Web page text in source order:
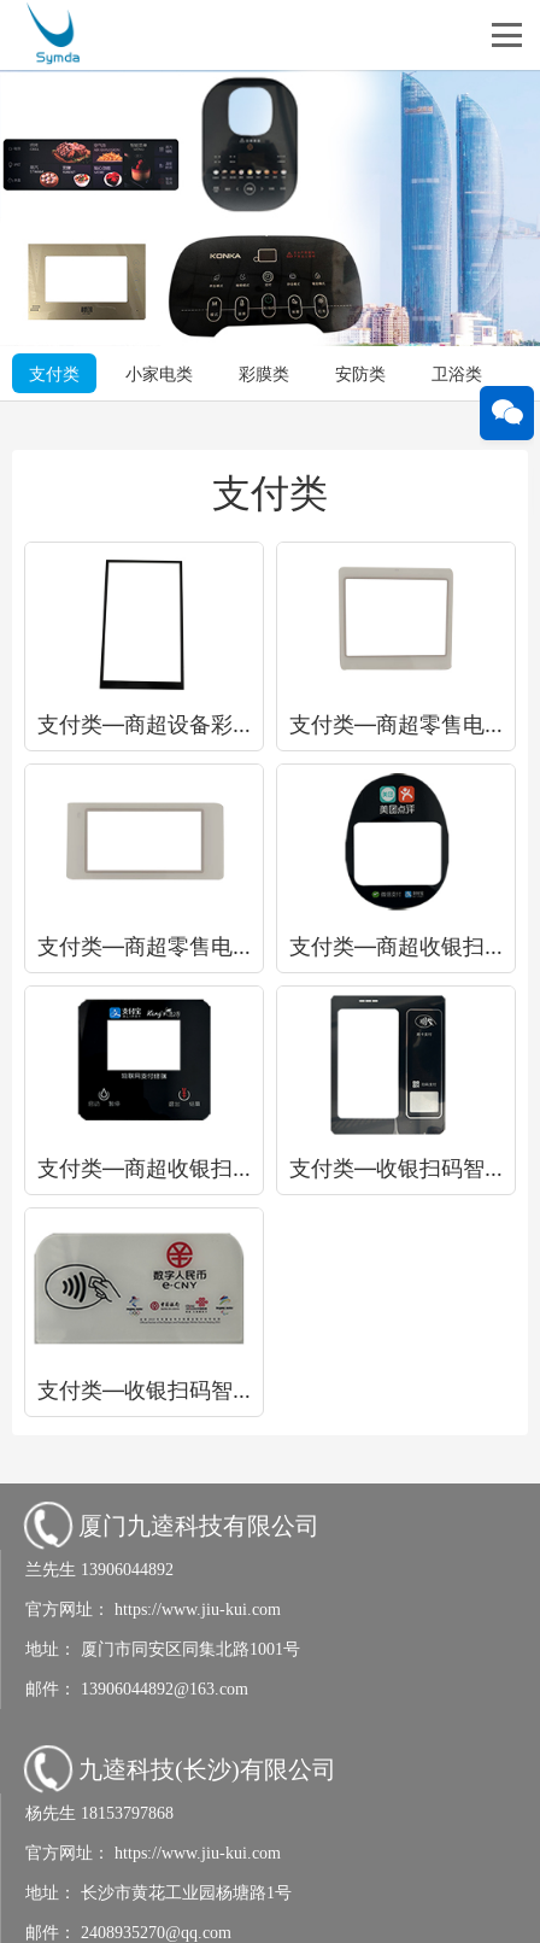
支付类 小家电类 彩膜类 安防类 卫浴类
支付类
支付类—商超设备彩屏面板 支付类—商超零售电子价签面板
支付类—商超零售电子价签面板 支付类—商超收银扫码盒面板
支付类—商超收银扫码盒面板 支付类—收银扫码智能终端面板
支付类—收银扫码智能终端面板
厦门九逵科技有限公司
兰先生 13906044892
官方网址： https://www.jiu-kui.com
地址： 厦门市同安区同集北路1001号
邮件： 13906044892@163.com
九逵科技(长沙)有限公司
杨先生 18153797868
官方网址： https://www.jiu-kui.com
地址： 长沙市黄花工业园杨塘路1号
邮件： 2408935270@qq.com